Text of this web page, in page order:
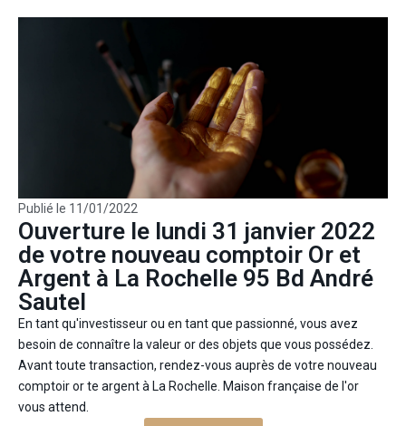
Publié le 11/01/2022
Ouverture le lundi 31 janvier 2022
de votre nouveau comptoir Or et
Argent à La Rochelle 95 Bd André
Sautel
En tant qu'investisseur ou en tant que passionné, vous avez
besoin de connaître la valeur or des objets que vous possédez.
Avant toute transaction, rendez-vous auprès de votre nouveau
comptoir or te argent à La Rochelle. Maison française de l'or
vous attend.